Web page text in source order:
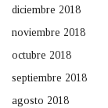
diciembre 2018
noviembre 2018
octubre 2018
septiembre 2018
agosto 2018